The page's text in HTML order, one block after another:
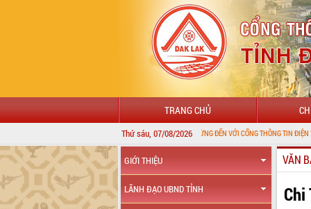
TRANG CHỦ
Thứ sáu, 07/08/2026
CHÀO MỪNG ĐẾN VỚI CỔNG THÔNG TIN ĐIỆN TỬ TỈNH ĐẮK
GIỚI THIỆU
LÃNH ĐẠO UBND TỈNH
VĂN
Chi